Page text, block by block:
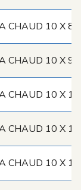
CHAUD 10 X
CHAUD 10 X
CHAUD 10 X
CHAUD 10 X
CHAUD 10 X